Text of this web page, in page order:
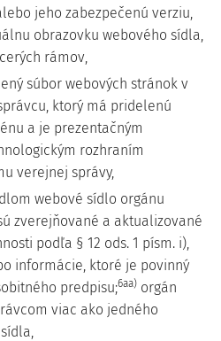
jeho zabezpečenú verziu,
obrazovku webového sídla,
rámov,
súbor webových stránok v
ktorý má pridelenú
a je prezentačným
rozhraním
verejnej správy,
webové sídlo orgánu
zverejňované a aktualizované
podľa § 12 ods. 1 písm. i),
informácie, ktoré je povinný
predpisu;6aa) orgán
viac ako jedného